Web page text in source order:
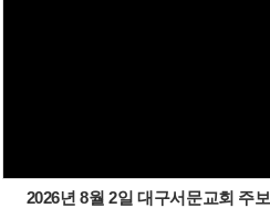
2026년 8월 2일 대구서문교회 주보